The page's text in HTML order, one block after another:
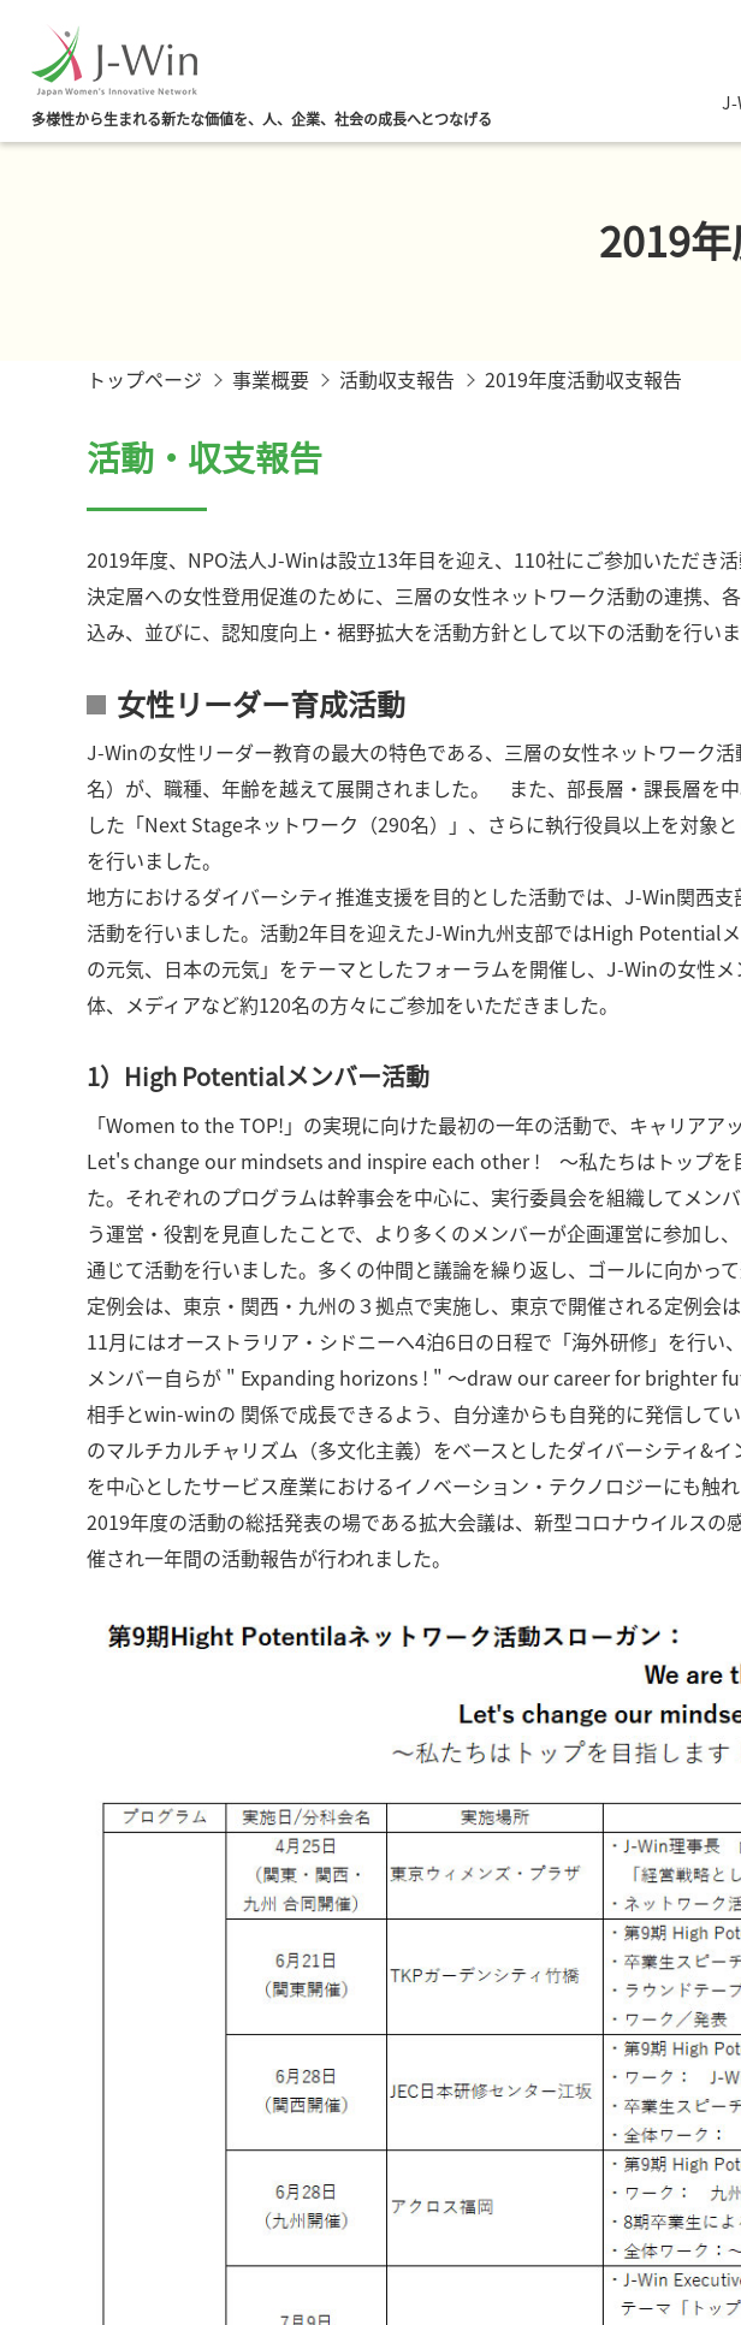
多様性から生まれる新たな価値を、人、企業、社会の成長へとつなげる
J-
2019
トップページ 事業概要 活動収支報告 2019年度活動収支報告
活動・収支報告
2019年度、NPO法人J-Winは設立13年目を迎え、110社にご参加いただき
決定層への女性登用促進のために、三層の女性ネットワーク活動の連携
込み、並びに、認知度向上・裾野拡大を活動方針として以下の活動を行いま
女性リーダー育成活動
J-Winの女性リーダー教育の最大の特色である、三層の女性ネットワーク
名）が、職種、年齢を越えて展開されました。 また、部長層・課長層を
した「Next Stageネットワーク（290名）」、さらに執行役員以上を対象
を行いました。
地方におけるダイバーシティ推進支援を目的とした活動では、J-Win関西
活動を行いました。活動2年目を迎えたJ-Win九州支部ではHigh Potential
の元気、日本の元気」をテーマとしたフォーラムを開催し、J-Winの女性
体、メディアなど約120名の方々にご参加をいただきました。
1）High Potentialメンバー活動
「Women to the TOP!」の実現に向けた最初の一年の活動で、キャリア
Let's change our mindsets and inspire each other ! ～私たちはトップを
た。それぞれのプログラムは幹事会を中心に、実行委員会を組織してメ
う運営・役割を見直したことで、より多くのメンバーが企画運営に参加
通じて活動を行いました。多くの仲間と議論を繰り返し、ゴールに向かっ
定例会は、東京・関西・九州の３拠点で実施し、東京で開催される定例会
11月にはオーストラリア・シドニーへ4泊6日の日程で「海外研修」を行い
メンバー自らが " Expanding horizons ! " ～draw our career for brighter
相手とwin-winの 関係で成長できるよう、自分達からも自発的に発信して
のマルチカルチャリズム（多文化主義）をベースとしたダイバーシティ&
を中心としたサービス産業におけるイノベーション・テクノロジーにも触れ
2019年度の活動の総括発表の場である拡大会議は、新型コロナウイルス
催され一年間の活動報告が行われました。